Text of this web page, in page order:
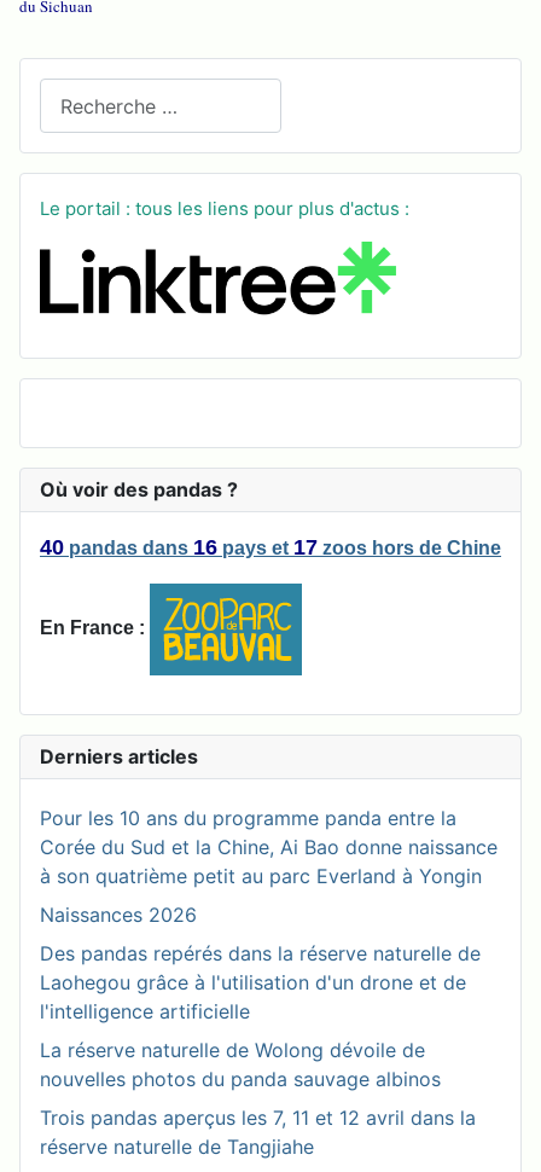
Le portail : tous les liens pour plus d'actus :
Où voir des pandas ?
40 pandas dans 16 pays et 17 zoos hors de Chine
En France :
Derniers articles
Pour les 10 ans du programme panda entre la
Corée du Sud et la Chine, Ai Bao donne naissance
à son quatrième petit au parc Everland à Yongin
Naissances 2026
Des pandas repérés dans la réserve naturelle de
Laohegou grâce à l'utilisation d'un drone et de
l'intelligence artificielle
La réserve naturelle de Wolong dévoile de
nouvelles photos du panda sauvage albinos
Trois pandas aperçus les 7, 11 et 12 avril dans la
réserve naturelle de Tangjiahe
du Sichuan